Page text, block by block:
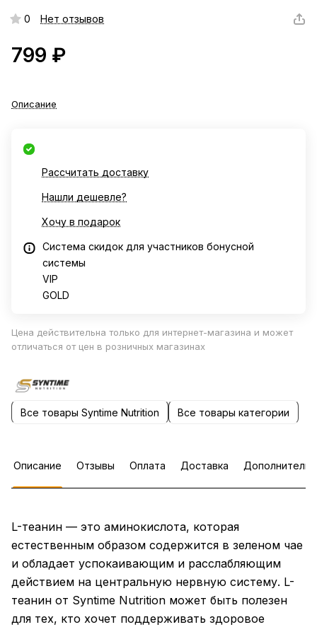
0 Нет отзывов
799 ₽
Описание
Рассчитать доставку
Нашли дешевле?
Хочу в подарок
Система скидок для участников бонусной
системы
VIP
GOLD
Цена действительна только для интернет-магазина и может
отличаться от цен в розничных магазинах
Все товары Syntime Nutrition Все товары категории
Описание Отзывы Оплата Доставка
L-теанин — это аминокислота, которая
естественным образом содержится в зеленом чае
и обладает успокаивающим и расслабляющим
действием на центральную нервную систему. L-
теанин от Syntime Nutrition может быть полезен
для тех, кто хочет поддерживать здоровое